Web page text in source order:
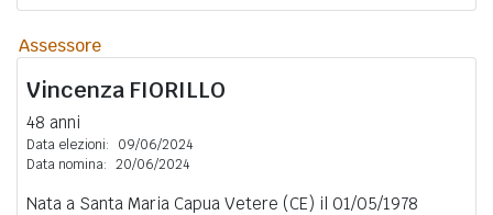
Assessore
Vincenza FIORILLO
48 anni
Data elezioni:
09/06/2024
Data nomina: 20/06/2024
Nata a Santa Maria Capua Vetere (CE) il 01/05/1978